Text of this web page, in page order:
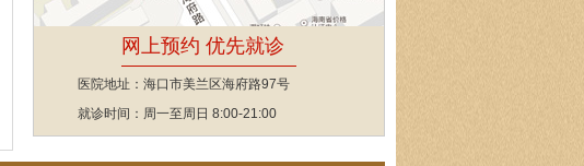
网上预约 优先就诊
医院地址：海口市美兰区海府路97号
就诊时间：周一至周日 8:00-21:00